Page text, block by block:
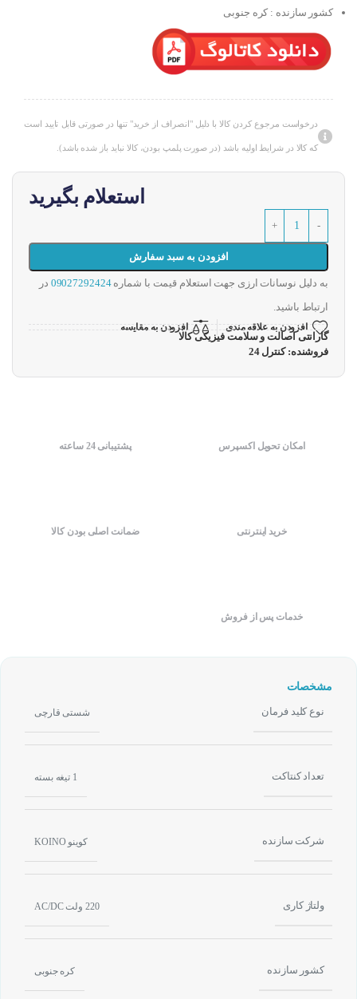
کشور سازنده : کره جنوبی
درخواست مرجوع کردن کالا با دلیل "انصراف از خرید" تنها در صورتی قابل تایید است
که کالا در شرایط اولیه باشد (در صورت پلمپ بودن، کالا نباید باز شده باشد).
استعلام بگیرید
افزودن به سبد سفارش
به دلیل نوسانات ارزی جهت استعلام قیمت با شماره09027292424 در
ارتباط باشید.
افزودن به علاقه مندی افزودن به مقایسه
گارانتی اصالت و سلامت فیزیکی کالا
فروشنده: کنترل 24
امکان تحویل اکسپرس پشتیبانی 24 ساعته
خرید اینترنتی ضمانت اصلی بودن کالا
خدمات پس از فروش
مشخصات
نوع کلید فرمان شستی قارچی
تعداد کنتاکت 1 تیغه بسته
شرکت سازنده کوینو KOINO
ولتاژ کاری 220 ولت AC/DC
کشور سازنده کره جنوبی